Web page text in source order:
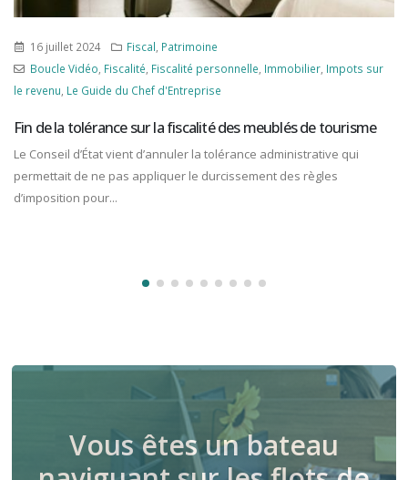
16 juillet 2024 Fiscal, Patrimoine
Boucle Vidéo, Fiscalité, Fiscalité personnelle, Immobilier, Impots sur
le revenu, Le Guide du Chef d'Entreprise
Fin de la tolérance sur la fiscalité des meublés de tourisme
Le Conseil d’État vient d’annuler la tolérance administrative qui
permettait de ne pas appliquer le durcissement des règles
d’imposition pour...
Vous êtes un bateau